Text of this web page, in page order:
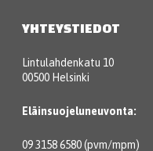
YHTEYSTIEDOT
Lintulahdenkatu 10
00500 Helsinki
Eläinsuojeluneuvonta:
09 3158 6580 (pvm/mpm)